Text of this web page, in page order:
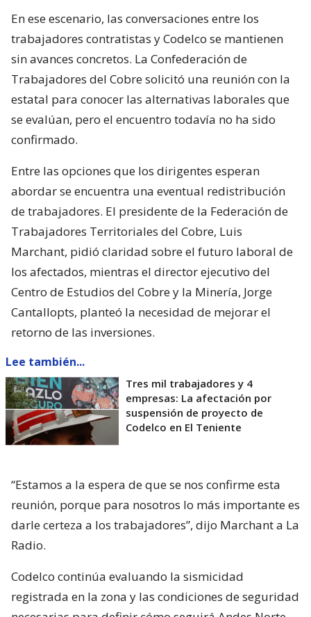
En ese escenario, las conversaciones entre los
trabajadores contratistas y Codelco se mantienen
sin avances concretos. La Confederación de
Trabajadores del Cobre solicitó una reunión con la
estatal para conocer las alternativas laborales que
se evalúan, pero el encuentro todavía no ha sido
confirmado.
Entre las opciones que los dirigentes esperan
abordar se encuentra una eventual redistribución
de trabajadores. El presidente de la Federación de
Trabajadores Territoriales del Cobre, Luis
Marchant, pidió claridad sobre el futuro laboral de
los afectados, mientras el director ejecutivo del
Centro de Estudios del Cobre y la Minería, Jorge
Cantallopts, planteó la necesidad de mejorar el
retorno de las inversiones.
Lee también...
Tres mil trabajadores y 4
empresas: La afectación por
suspensión de proyecto de
Codelco en El Teniente
“Estamos a la espera de que se nos confirme esta
reunión, porque para nosotros lo más importante es
darle certeza a los trabajadores”, dijo Marchant a La
Radio.
Codelco continúa evaluando la sismicidad
registrada en la zona y las condiciones de seguridad